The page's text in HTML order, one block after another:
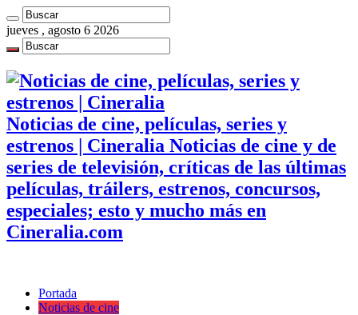
jueves , agosto 6 2026
Noticias de cine, películas, series y
estrenos | Cineralia Noticias de cine y de
series de televisión, críticas de las últimas
películas, tráilers, estrenos, concursos,
especiales; esto y mucho más en
Cineralia.com
Portada
Noticias de cine